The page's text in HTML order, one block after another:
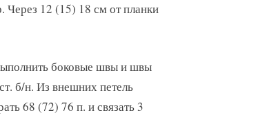
Через 12 (15) 18 см от планки
боковые швы и швы
б/н. Из внешних петель
68 (72) 76 п. и связать 3